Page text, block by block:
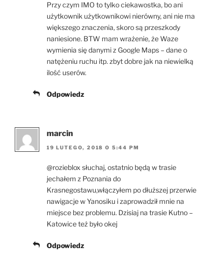
Przy czym IMO to tylko ciekawostka, bo ani
użytkownik użytkownikowi nierówny, ani nie ma
większego znaczenia, skoro są przeszkody
naniesione. BTW mam wrażenie, że Waze
wymienia się danymi z Google Maps – dane o
natężeniu ruchu itp. zbyt dobre jak na niewielką
ilość userów.
Odpowiedz
marcin
19 LUTEGO, 2018 O 5:44 PM
@rozieblox słuchaj, ostatnio będą w trasie
jechałem z Poznania do
Krasnegostawu,włączyłem po dłuższej przerwie
nawigacje w Yanosiku i zaprowadził mnie na
miejsce bez problemu. Dzisiaj na trasie Kutno –
Katowice też było okej
Odpowiedz